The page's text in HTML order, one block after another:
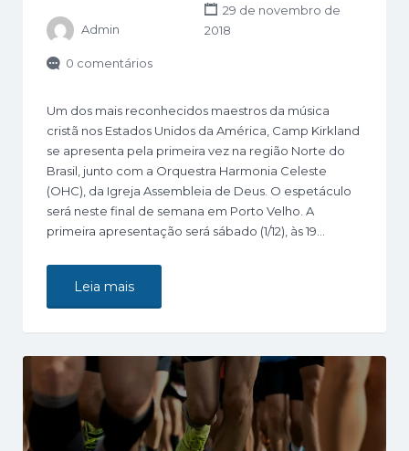
Admin
29 de novembro de
2018
0 comentários
Um dos mais reconhecidos maestros da música
cristã nos Estados Unidos da América, Camp Kirkland
se apresenta pela primeira vez na região Norte do
Brasil, junto com a Orquestra Harmonia Celeste
(OHC), da Igreja Assembleia de Deus. O espetáculo
será neste final de semana em Porto Velho. A
primeira apresentação será sábado (1/12), às 19…
Leia mais